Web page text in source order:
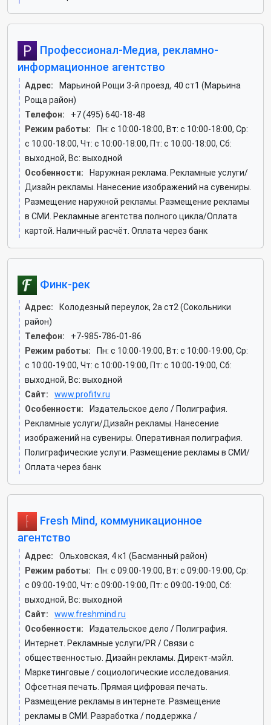
Профессионал-Медиа, рекламно-
информационное агентство
Адрес:
Марьиной Рощи 3-й проезд, 40 ст1 (Марьина
Роща район)
Телефон:
+7 (495) 640-18-48
Режим работы:
Пн: c 10:00-18:00, Вт: c 10:00-18:00, Ср:
c 10:00-18:00, Чт: c 10:00-18:00, Пт: c 10:00-18:00, Сб:
выходной, Вс: выходной
Особенности:
Наружная реклама. Рекламные услуги/
Дизайн рекламы. Нанесение изображений на сувениры.
Размещение наружной рекламы. Размещение рекламы
в СМИ. Рекламные агентства полного цикла/Оплата
картой. Наличный расчёт. Оплата через банк
Финк-рек
Адрес:
Колодезный переулок, 2а ст2 (Сокольники
район)
Телефон:
+7-985-786-01-86
Режим работы:
Пн: c 10:00-19:00, Вт: c 10:00-19:00, Ср:
c 10:00-19:00, Чт: c 10:00-19:00, Пт: c 10:00-19:00, Сб:
выходной, Вс: выходной
Сайт:
www.profitv.ru
Особенности:
Издательское дело / Полиграфия.
Рекламные услуги/Дизайн рекламы. Нанесение
изображений на сувениры. Оперативная полиграфия.
Полиграфические услуги. Размещение рекламы в СМИ/
Оплата через банк
Fresh Mind, коммуникационное
агентство
Адрес:
Ольховская, 4 к1 (Басманный район)
Режим работы:
Пн: c 09:00-19:00, Вт: c 09:00-19:00, Ср:
c 09:00-19:00, Чт: c 09:00-19:00, Пт: c 09:00-19:00, Сб:
выходной, Вс: выходной
Сайт:
www.freshmind.ru
Особенности:
Издательское дело / Полиграфия.
Интернет. Рекламные услуги/PR / Связи с
общественностью. Дизайн рекламы. Директ-мэйл.
Маркетинговые / социологические исследования.
Офсетная печать. Прямая цифровая печать.
Размещение рекламы в интернете. Размещение
рекламы в СМИ. Разработка / поддержка /